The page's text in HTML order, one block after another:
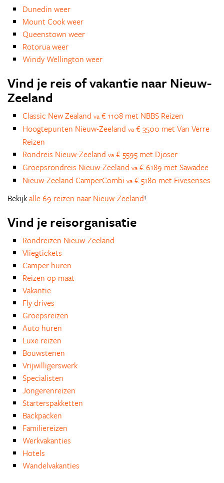
Dunedin weer
Mount Cook weer
Queenstown weer
Rotorua weer
Windy Wellington weer
Vind je reis of vakantie naar Nieuw-
Zeeland
Classic New Zealand va € 1108 met NBBS Reizen
Hoogtepunten Nieuw-Zeeland va € 3500 met Van Verre
Reizen
Rondreis Nieuw-Zeeland va € 5595 met Djoser
Groepsrondreis Nieuw-Zeeland va € 6189 met Sawadee
Nieuw-Zeeland CamperCombi va € 5180 met Fivesenses
Bekijkalle 69 reizen naar Nieuw-Zeeland!
Vind je reisorganisatie
Rondreizen Nieuw-Zeeland
Vliegtickets
Camper huren
Reizen op maat
Vakantie
Fly drives
Groepsreizen
Auto huren
Luxe reizen
Bouwstenen
Vrijwilligerswerk
Specialisten
Jongerenreizen
Starterspakketten
Backpacken
Familiereizen
Werkvakanties
Hotels
Wandelvakanties